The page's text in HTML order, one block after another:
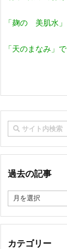
「麹の 美肌水
「天のまなみ」
過去の記事
去
記
カテゴリー